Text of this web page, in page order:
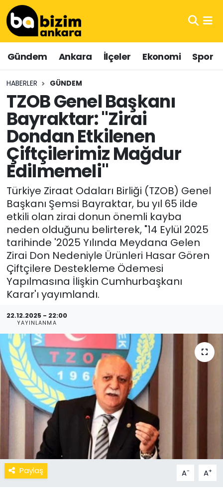
Gündem Ankara İlçeler Ekonomi Spor
HABERLER GÜNDEM
TZOB Genel Başkanı
Bayraktar: "Zirai
Dondan Etkilenen
Çiftçilerimiz Mağdur
Edilmemeli"
Türkiye Ziraat Odaları Birliği (TZOB) Genel
Başkanı Şemsi Bayraktar, bu yıl 65 ilde
etkili olan zirai donun önemli kayba
neden olduğunu belirterek, "14 Eylül 2025
tarihinde '2025 Yılında Meydana Gelen
Zirai Don Nedeniyle Ürünleri Hasar Gören
Çiftçilere Destekleme Ödemesi
Yapılmasına İlişkin Cumhurbaşkanı
Karar'ı yayımlandı.
22.12.2025 - 22:00
YAYINLANMA
Paylaş A- A+
Hava Durumu
Trafik Durumu
Süper Lig Puan Durumu ve Fikstür
Tüm Manşetler
Son Dakika Haberleri
Haber Arşivi